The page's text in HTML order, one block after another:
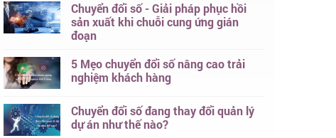
Chuyển đổi số - Giải pháp phục hồi
sản xuất khi chuỗi cung ứng gián
đoạn
5 Mẹo chuyển đổi số nâng cao trải
nghiệm khách hàng
Chuyển đổi số đang thay đổi quản lý
dự án như thế nào?